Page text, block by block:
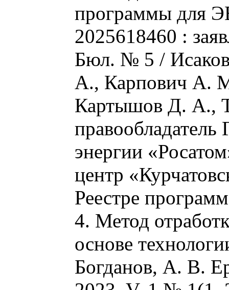
программы для
2025618460 :
Бюл. № 5 /
А., Карпович А.
Картышов Д. А.,
правообладатель
энергии
центр
Реестре
4. Метод
основе
Богданов, А. В.